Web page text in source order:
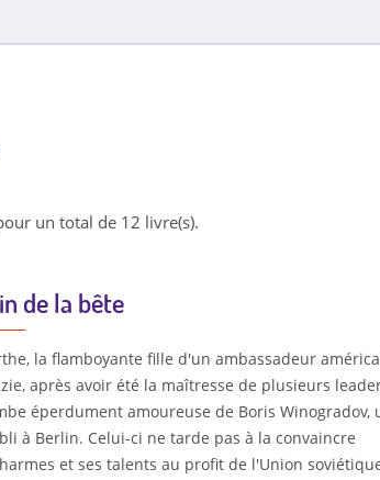
un total de 12 livre(s).
de la bête
la flamboyante fille d'un ambassadeur
après avoir été la maîtresse de plusieurs
éperdument amoureuse de Boris Winogradov,
à Berlin. Celui-ci ne tarde pas à la convaincre
et ses talents au profit de l'Union